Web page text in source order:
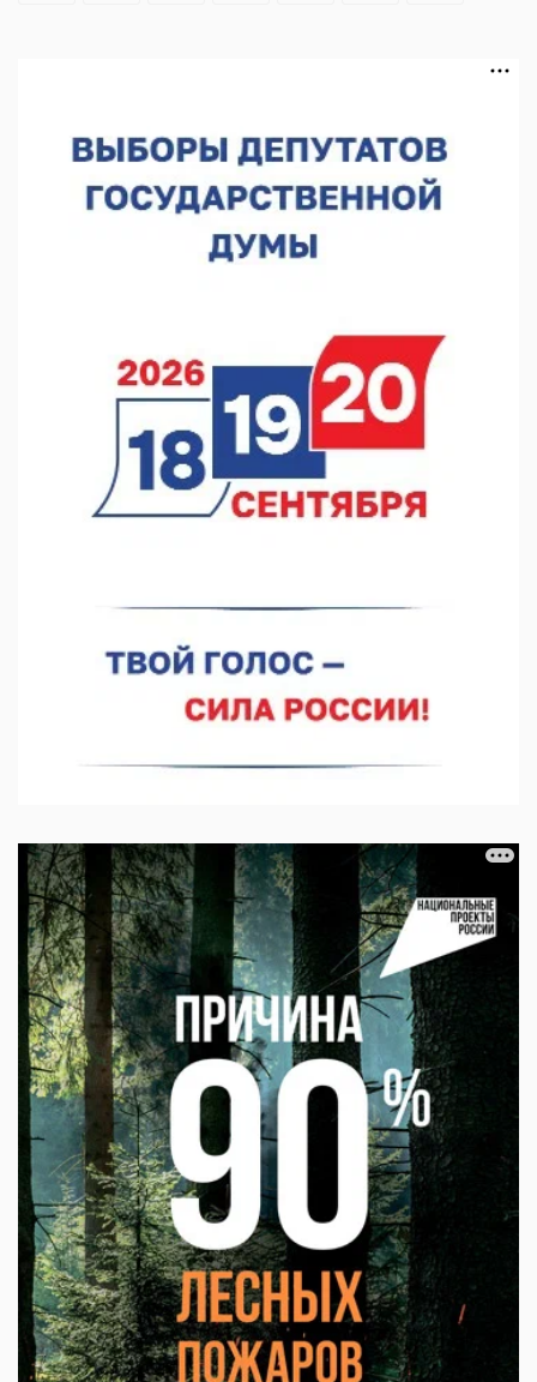
06.08.2026 15:26
Видели ночь, бежали всю ночь... На Нижневолжской
набережной прошел необычный забег
Нижегородские хирурги выполнили трансоральную
операцию на щитовидной железе
06.08.2026 15:03
Более 30 нижегородцев прошли обучение для соцконтракта
06.08.2026 14:46